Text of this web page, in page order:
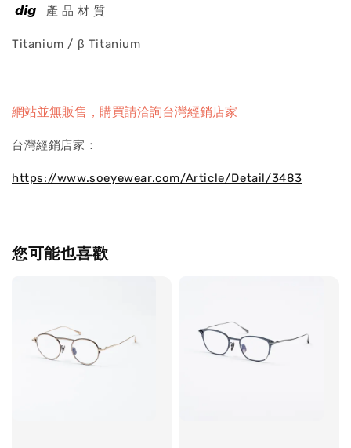
𝙙𝙞𝙜 產 品 材 質
Titanium / β Titanium
網站並無販售，購買請洽詢台灣經銷店家
台灣經銷店家：
https://www.soeyewear.com/Article/Detail/3483
您可能也喜歡